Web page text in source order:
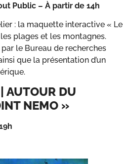
Public – À partir de 14h
: la maquette interactive « Le
plages et les montagnes.
le Bureau de recherches
que la présentation d’un
AUTOUR DU
NEMO »